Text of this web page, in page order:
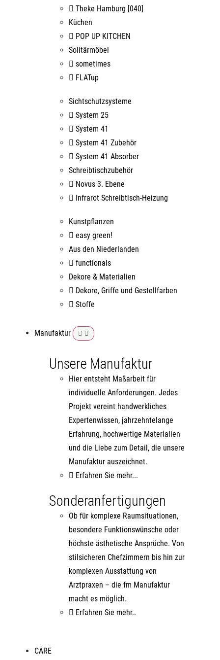
Theke Hamburg [040]
Küchen
POP UP KITCHEN
Solitärmöbel
sometimes
FLATup
Sichtschutzsysteme
System 25
System 41
System 41 Zubehör
System 41 Absorber
Schreibtischzubehör
Novus 3. Ebene
Infrarot Schreibtisch-Heizung
Kunstpflanzen
easy green!
Aus den Niederlanden
functionals
Dekore & Materialien
Dekore, Griffe und Gestellfarben
Stoffe
Manufaktur
Unsere Manufaktur
Hier entsteht Maßarbeit für
individuelle Anforderungen. Jedes
Projekt vereint handwerkliches
Expertenwissen, jahrzehntelange
Erfahrung, hochwertige Materialien
und die Liebe zum Detail, die unsere
Manufaktur auszeichnet.
Erfahren Sie mehr...
Sonderanfertigungen
Ob für komplexe Raumsituationen,
besondere Funktionswünsche oder
höchste ästhetische Ansprüche. Von
stilsicheren Chefzimmern bis hin zur
komplexen Ausstattung von
Arztpraxen – die fm Manufaktur
macht es möglich.
Erfahren Sie mehr..
CARE